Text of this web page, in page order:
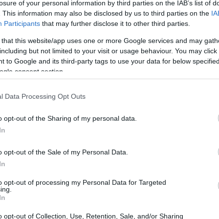
of your personal information by third parties on the IAB’s list of
This information may also be disclosed by us to third parties on the
Participants that may further disclose it to other third parties.
that this website/app uses one or more Google services and may
but not limited to your visit or usage behaviour. You may
to Google and its third-party tags to use your data for below
consent section.
Data Processing Opt Outs
opt-out of the Sharing of my personal data.
opt-out of the Sale of my Personal Data.
opt-out of processing my Personal Data for Targeted
opt-out of Collection, Use, Retention, Sale, and/or Sharing
financieros puede ser una oportunidad disfrazada?
de Estados Unidos, el panorama económico ha
excepción. En este contexto, gestionar
ha vuelto más crucial que nunca. Aquí es donde entra
un fondo que se ha ganado su reputación gracias a
oportunidades incluso en las condiciones más
en la inversión
flexibilidad. Imagínate navegando en un mar
uno que se adapta a las olas puede seguir
traduce en una estrategia que puede cambiar y
El Carmignac Portfolio Flexible Bond está
en todos los segmentos de renta fija y cubrir